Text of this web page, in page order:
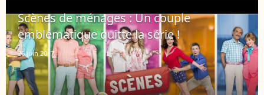
Scènes de ménages : Un couple
emblématique quitte la série !
26 juin 2017